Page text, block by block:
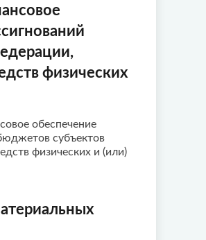
физических
обеспечение
субъектов
физических и (или)